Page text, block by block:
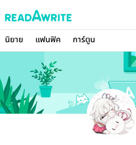
นิยาย แฟนฟิค การ์ตูน